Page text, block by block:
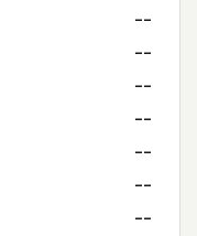
--
--
--
--
--
--
--